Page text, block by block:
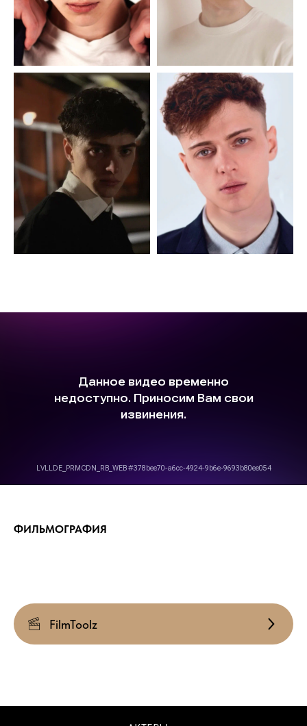
ФИЛЬМОГРАФИЯ
FilmToolz